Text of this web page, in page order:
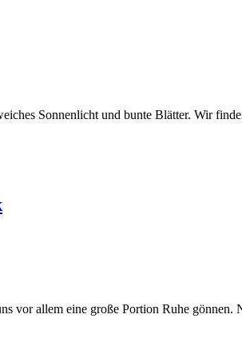
Sonnenlicht und bunte Blätter. Wir
vor allem eine große Portion Ruhe